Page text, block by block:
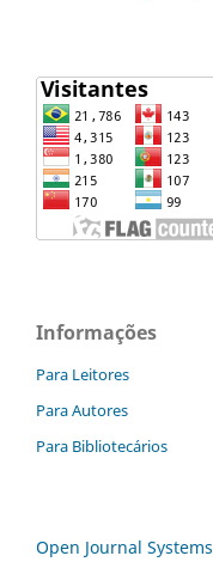
Informações
Para Leitores
Para Autores
Para Bibliotecários
Open Journal Systems